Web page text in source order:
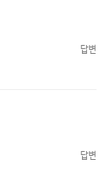
답변
답변